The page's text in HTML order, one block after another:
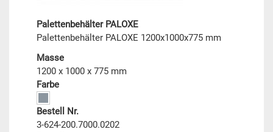
Palettenbehälter PALOXE
Palettenbehälter PALOXE 1200x1000x775 mm
Masse
1200 x 1000 x 775 mm
Farbe
Bestell Nr.
3-624-200.7000.0202